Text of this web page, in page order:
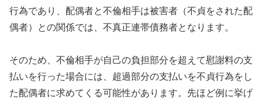
行為であり、配偶者と不倫相手は被害者（不貞をされた配
偶者）との関係では、不真正連帯債務者となります。
そのため、不倫相手が自己の負担部分を超えて慰謝料の支
払いを行った場合には、超過部分の支払いを不貞行為をし
た配偶者に求めてくる可能性があります。先ほど例に挙げ